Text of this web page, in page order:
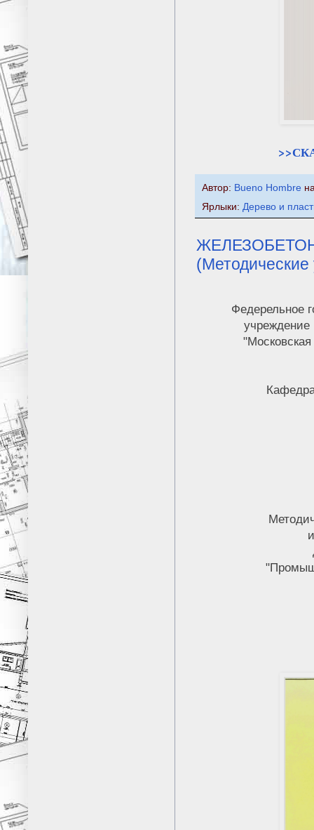
Автор: Bueno Hombre
Ярлыки: Дерево и
(Методические
Федерельное
учреждение